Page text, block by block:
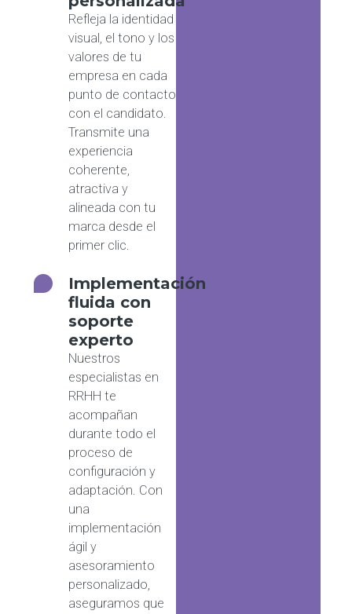
Refleja la identidad
visual, el tono y los
valores de tu
empresa en cada
punto de contacto
con el candidato.
Transmite una
experiencia
coherente,
atractiva y
alineada con tu
marca desde el
primer clic.
Implementación
fluida con
soporte
experto
Nuestros
especialistas en
RRHH te
acompañan
durante todo el
proceso de
configuración y
adaptación. Con
una
implementación
ágil y
asesoramiento
personalizado,
aseguramos que